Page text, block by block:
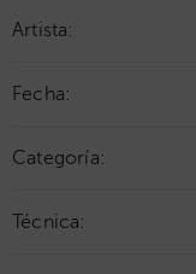
Artista:
Fecha:
Categoría:
Técnica: